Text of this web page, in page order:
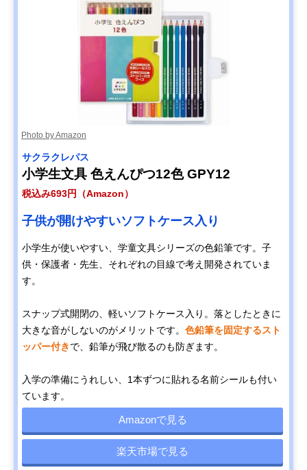
Photo by Amazon
サクラクレパス
小学生文具 色えんぴつ12色 GPY12
税込み693円（Amazon）
子供が開けやすいソフトケース入り
小学生が使いやすい、学童文具シリーズの色鉛筆です。子
供・保護者・先生、それぞれの目線で考え開発されていま
す。
スナップ式開閉の、軽いソフトケース入り。落としたときに
大きな音がしないのがメリットです。 色鉛筆を固定するスト
ッパー付きで、鉛筆が飛び散るのも防ぎます。
入学の準備にうれしい、1本ずつに貼れる名前シールも付い
ています。
Amazonで見る
楽天市場で見る